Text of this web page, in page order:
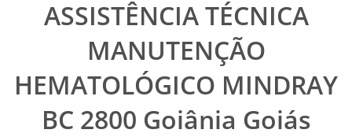
ASSISTÊNCIA TÉCNICA
MANUTENÇÃO
HEMATOLÓGICO MINDRAY
BC 2800 Goiânia Goiás